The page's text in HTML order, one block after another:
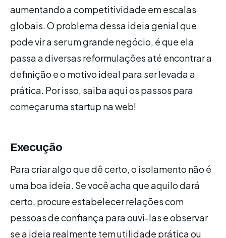
aumentando a competitividade em escalas
globais. O problema dessa ideia genial que
pode vir a ser um grande negócio, é que ela
passa a diversas reformulações até encontrar a
definição e o motivo ideal para ser levada a
prática. Por isso, saiba aqui os passos para
começar uma startup na web!
Execução
Para criar algo que dê certo, o isolamento não é
uma boa ideia. Se você acha que aquilo dará
certo, procure estabelecer relações com
pessoas de confiança para ouvi-las e observar
se a ideia realmente tem utilidade prática ou